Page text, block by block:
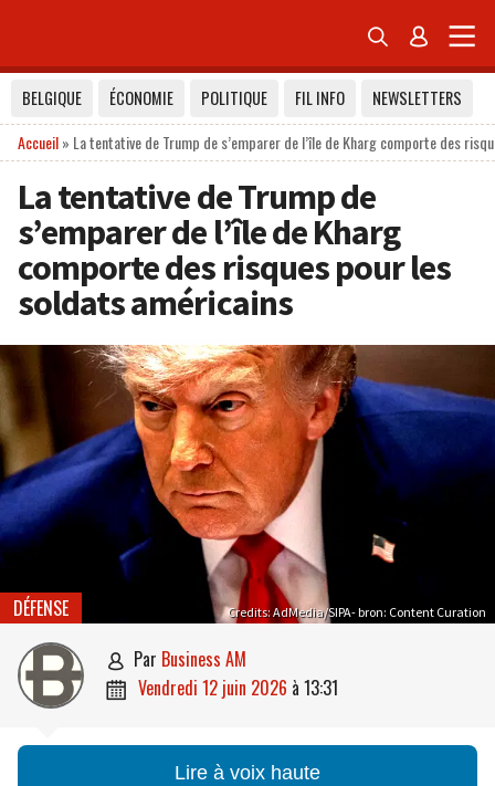
 
BELGIQUE ÉCONOMIE POLITIQUE FIL INFO
NEWSLETTERS
Accueil» La tentative de Trump de s’emparer de l’île de Kharg comporte des
La tentative de Trump de
s’emparer de l’île de Kharg
comporte des risques pour les
soldats américains
Credits: AdMedia/SIPA- bron: Content Curation
DÉFENSE
 par Business AM
 vendredi 12 juin 2026 à 13:31
Lire à voix haute